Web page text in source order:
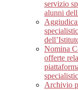
servizio
alunni
Nomina
offerte
Archivio